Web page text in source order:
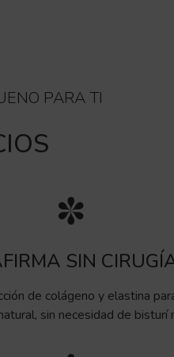
PARA TI
SIN
de colágeno y elastina
sin necesidad de bisturí